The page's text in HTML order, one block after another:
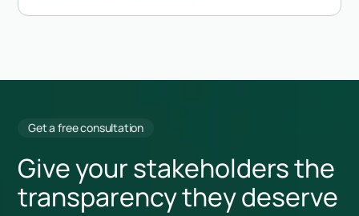
Get a free consultation
Give your stakeholders the
transparency they deserve